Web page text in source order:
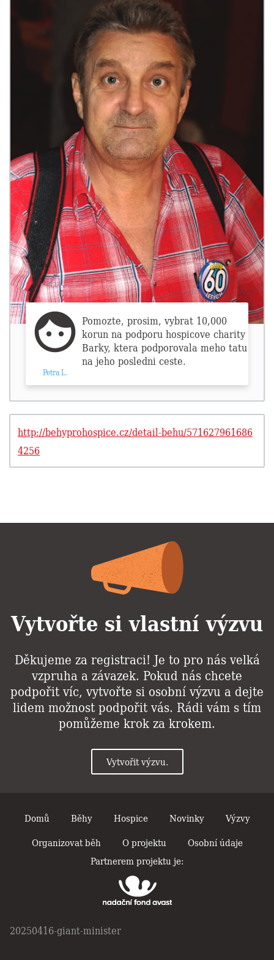
Pomozte, prosim, vybrat 10,000
korun na podporu hospicove charity
Barky, ktera podporovala meho tatu
na jeho posledni ceste.
Petra L.
http://behyprohospice.cz/detail-behu/571627961686
4256
Vytvořte si vlastní výzvu
Děkujeme za registraci! Je to pro nás velká
vzpruha a závazek. Pokud nás chcete
podpořit víc, vytvořte si osobní výzvu a dejte
lidem možnost podpořit vás. Rádi vám s tím
pomůžeme krok za krokem.
Vytvořit výzvu.
Domů Běhy Hospice Novinky
Výzvy
Organizovat běh
O projektu
Osobní údaje
Partnerem projektu je:
20250416-giant-minister